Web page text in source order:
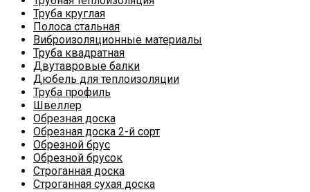
Труба круглая
Полоса стальная
Виброизоляционные материалы
Труба квадратная
Двутавровые балки
Дюбель для теплоизоляции
Труба профиль
Швеллер
Обрезная доска
Обрезная доска 2-й сорт
Обрезной брус
Обрезной брусок
Строганная доска
Строганная сухая доска